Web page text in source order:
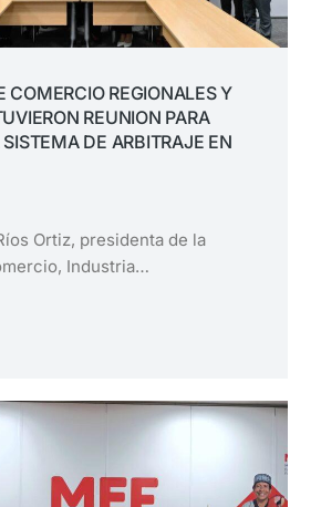
COMERCIO REGIONALES Y
REUNION PARA
DE ARBITRAJE EN
Ortiz, presidenta de la
Industria…